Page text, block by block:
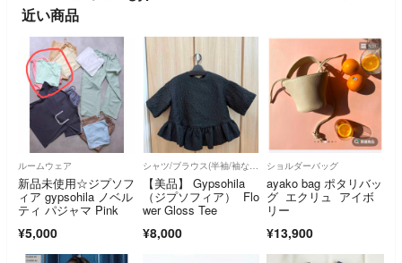
近い商品
ルームウェア
新品未使用☆ジプソフ
ィア gypsohila ノベル
ティ パジャマ Pink
¥5,000
シャツ/ブラウス(半袖/袖なし)
【美品】 Gypsohila
（ジプソフィア） Flo
wer Gloss Tee
¥8,000
ショルダーバッグ
ayako bag ポタリバッ
グ エクリュ アイボ
リー
¥13,900